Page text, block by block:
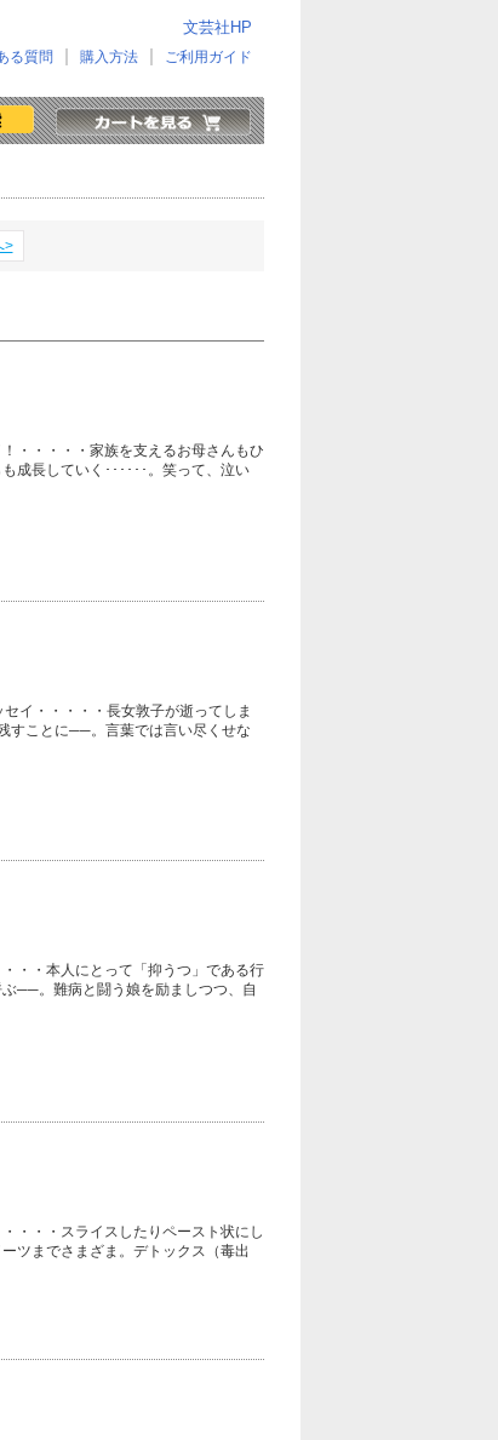
文芸社HP
る質問 購入方法 ご利用ガイド
>
・・・・・家族を支えるお母さんもひ
成長していく･･････。笑って、泣い
イ・・・・・長女敦子が逝ってしま
すことに──。言葉では言い尽くせな
・・本人にとって「抑うつ」である行
──。難病と闘う娘を励ましつつ、自
・・・スライスしたりペースト状にし
ツまでさまざま。デトックス（毒出